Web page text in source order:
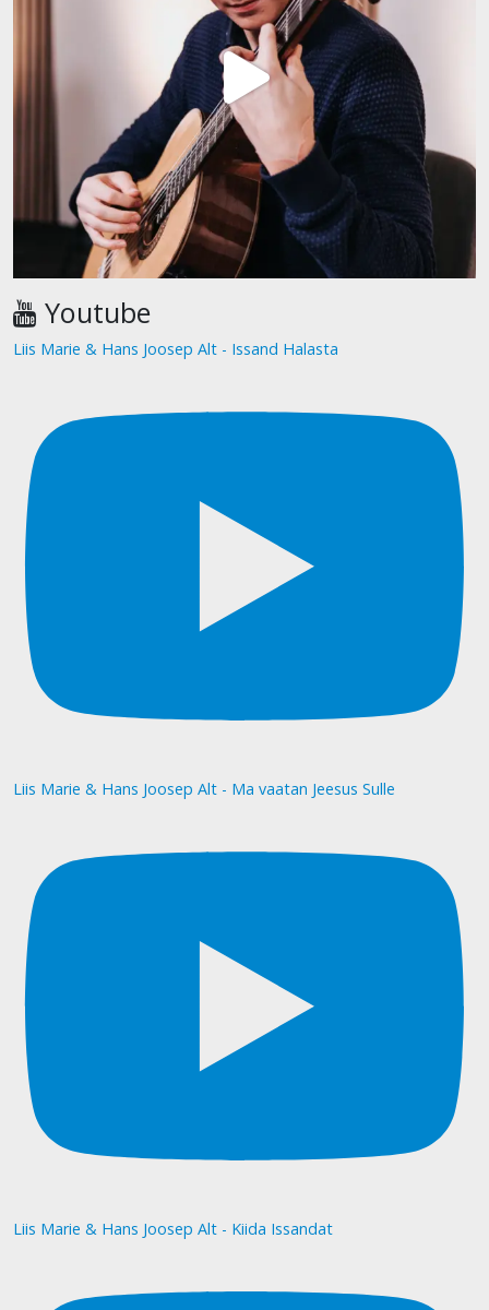
Youtube
Liis Marie & Hans Joosep Alt - Issand Halasta
Liis Marie & Hans Joosep Alt - Ma vaatan Jeesus Sulle
Liis Marie & Hans Joosep Alt - Kiida Issandat